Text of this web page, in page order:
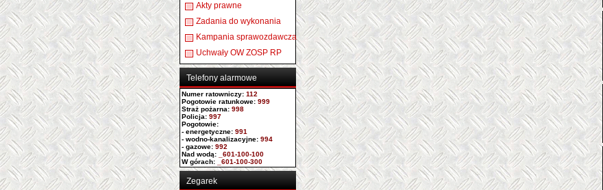
Akty prawne
Zadania do wykonania
Kampania sprawozdawcza
Uchwały OW ZOSP RP
Telefony alarmowe
Numer ratowniczy: 112
Pogotowie ratunkowe: 999
Straż pożarna: 998
Policja: 997
Pogotowie:
- energetyczne: 991
- wodno-kanalizacyjne: 994
- gazowe: 992
Nad wodą: _601-100-100
W górach: _601-100-300
Zegarek